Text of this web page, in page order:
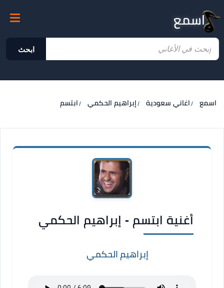
اسمع
ابحث
اسمع اغاني سعودية إبراهيم الحكمي ابتسم
أغنية ابتسم - إبراهيم الحكمي
إبراهيم الحكمي